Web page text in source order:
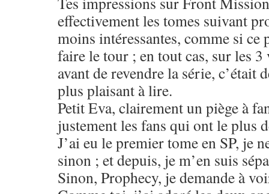
effectivement les tomes suivant
moins intéressantes, comme si
faire le tour ; en tout cas, sur les
avant de revendre la série, c’était
plus plaisant à lire.
Petit Eva, clairement un piège à
justement les fans qui ont le plus
J’ai eu le premier tome en SP, je
sinon ; et depuis, je m’en suis
Sinon, Prophecy, je demande à